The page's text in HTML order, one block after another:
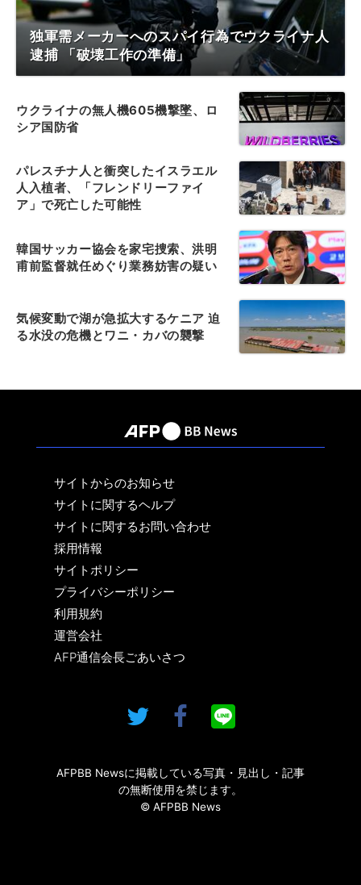
独軍需メーカーへのスパイ行為でウクライナ人
逮捕 「破壊工作の準備」
ウクライナの無人機605機撃墜、ロ
シア国防省
パレスチナ人と衝突したイスラエル
人入植者、「フレンドリーファイ
ア」で死亡した可能性
韓国サッカー協会を家宅捜索、洪明
甫前監督就任めぐり業務妨害の疑い
気候変動で湖が急拡大するケニア 迫
る水没の危機とワニ・カバの襲撃
サイトからのお知らせ
サイトに関するヘルプ
サイトに関するお問い合わせ
採用情報
サイトポリシー
プライバシーポリシー
利用規約
運営会社
AFP通信会長ごあいさつ
AFPBB Newsに掲載している写真・見出し・記事
の無断使用を禁じます。
© AFPBB News